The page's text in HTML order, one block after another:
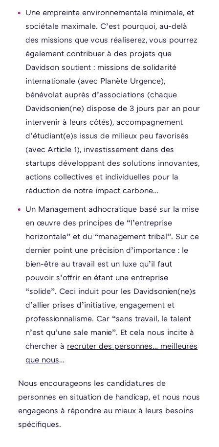
Une empreinte environnementale minimale, et
sociétale maximale. C’est pourquoi, au-delà
des missions que vous réaliserez, vous pourrez
également contribuer à des projets que
Davidson soutient : missions de solidarité
internationale (avec Planète Urgence),
bénévolat auprès d’associations (chaque
Davidsonien(ne) dispose de 3 jours par an pour
intervenir à leurs côtés), accompagnement
d’étudiant(e)s issus de milieux peu favorisés
(avec Article 1), investissement dans des
startups développant des solutions innovantes,
actions collectives et individuelles pour la
réduction de notre impact carbone…
Un Management adhocratique basé sur la mise
en œuvre des principes de “l’entreprise
horizontale” et du “management tribal”. Sur ce
dernier point une précision d’importance : le
bien-être au travail est un luxe qu’il faut
pouvoir s’offrir en étant une entreprise
“solide”. Ceci induit pour les Davidsonien(ne)s
d’allier prises d’initiative, engagement et
professionnalisme. Car “sans travail, le talent
n’est qu’une sale manie”. Et cela nous incite à
chercher à recruter des personnes… meilleures
que nous…
Nous encourageons les candidatures de
personnes en situation de handicap, et nous nous
engageons à répondre au mieux à leurs besoins
spécifiques.